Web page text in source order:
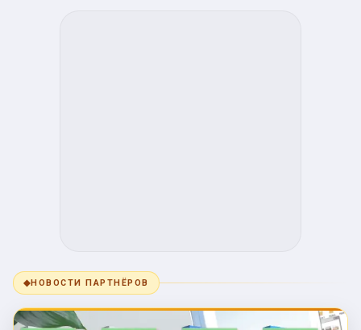
◆НОВОСТИ ПАРТНЁРОВ